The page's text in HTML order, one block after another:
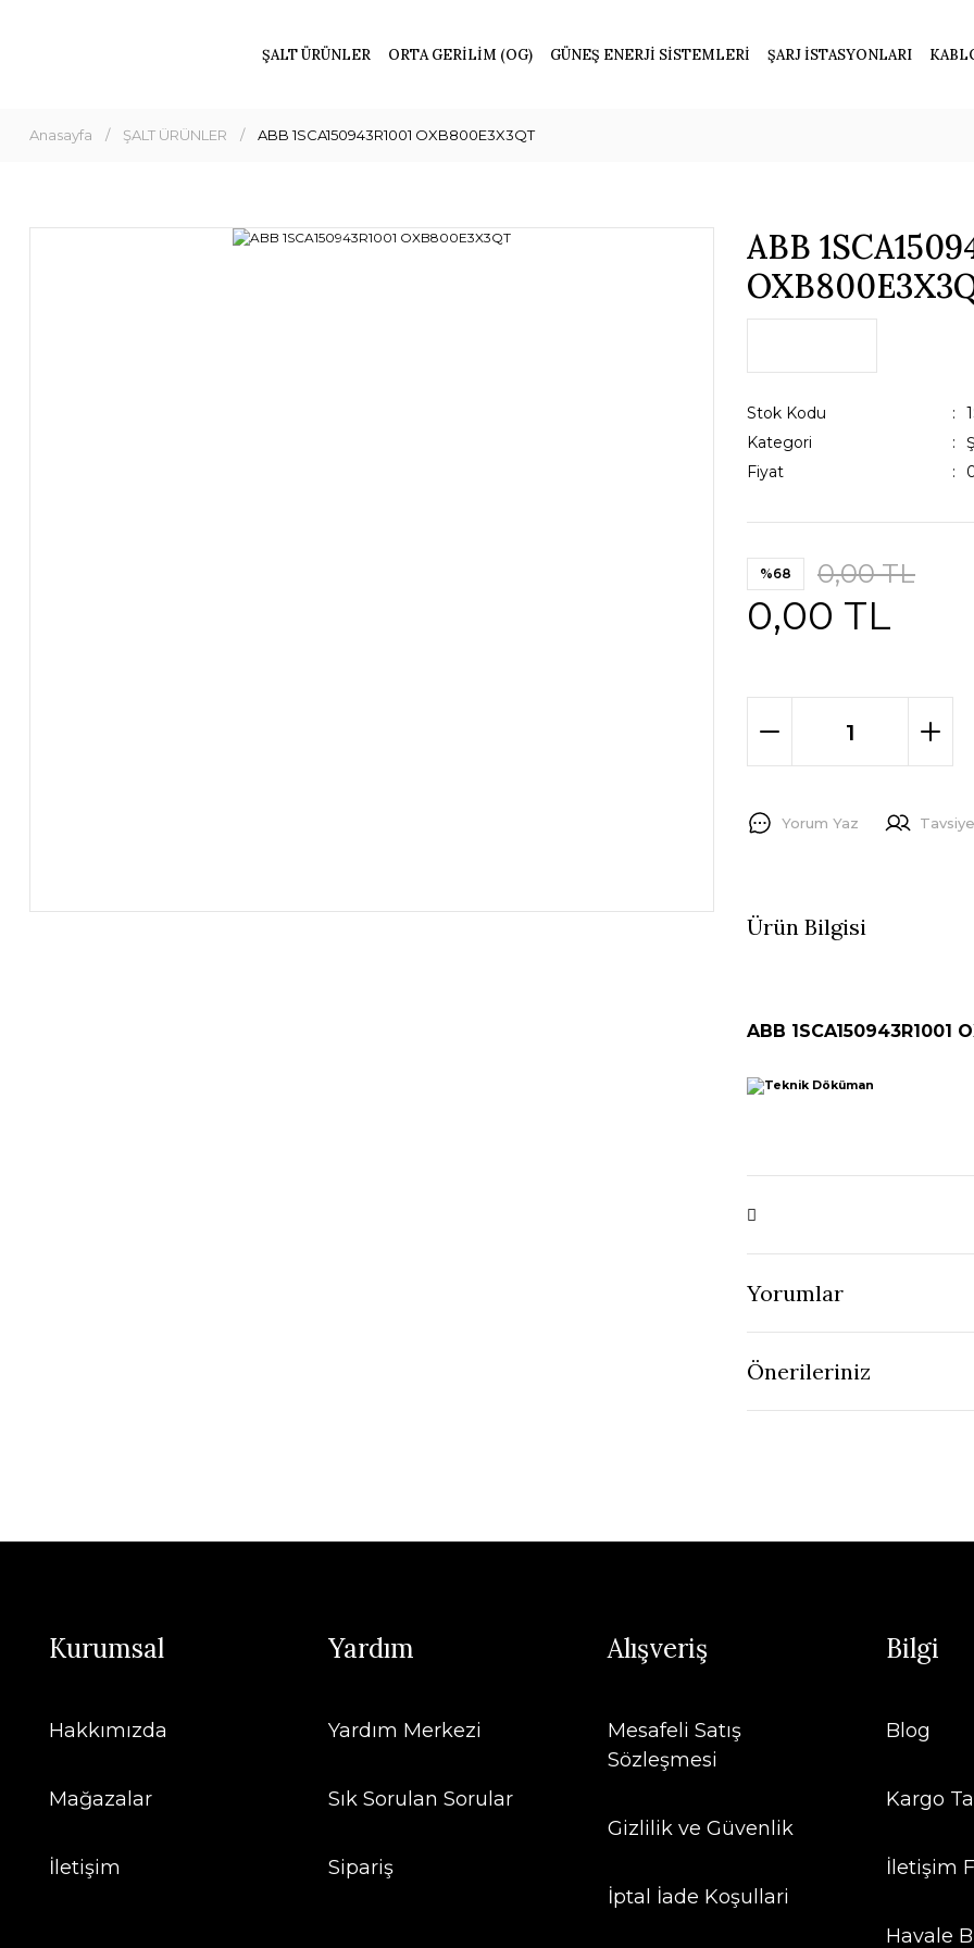
ŞALT ÜRÜNLER ORTA GERİLİM (OG) GÜNEŞ ENERJİ SİSTEMLERİ ŞARJ İSTASYONLARI
Anasayfa ŞALT ÜRÜNLER ABB 1SCA150943R1001 OXB800E3X3QT
ABB
Stok Kodu
Kategori
Fiyat
%68 0,00 TL
0,00 TL
Yorum Yaz
Ürün Bilgisi
ABB 1SCA150943R1001
Yorumlar
Önerileriniz
Kurumsal
Hakkımızda
Mağazalar
İletişim
Yardım
Yardım Merkezi
Sık Sorulan Sorular
Sipariş
Alışveriş
Mesafeli Satış
Sözleşmesi
Gizlilik ve Güvenlik
İptal İade Koşullari
Bilgi
Blog
Kargo
İletişim
Havale